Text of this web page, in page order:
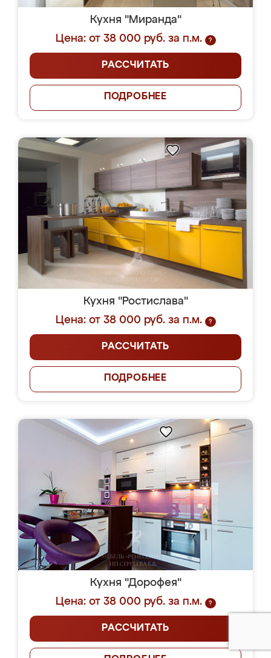
Кухня "Миранда"
Цена: от 38 000 руб. за п.м.
?
РАССЧИТАТЬ
ПОДРОБНЕЕ
Кухня "Ростислава"
Цена: от 38 000 руб. за п.м.
?
РАССЧИТАТЬ
ПОДРОБНЕЕ
Кухня "Дорофея"
Цена: от 38 000 руб. за п.м.
?
РАССЧИТАТЬ